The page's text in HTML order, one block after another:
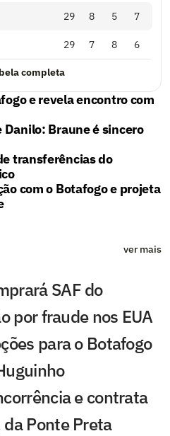
29 8 5 7
29 7 8 6
completa
e revela encontro com
Braune é sincero
transferências do
com o Botafogo e projeta
ver mais
SAF do
por fraude nos EUA
para o Botafogo
e contrata
Ponte Preta